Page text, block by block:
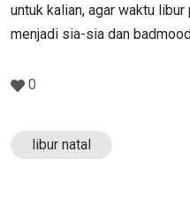
untuk kalian, agar waktu
menjadi sia-sia dan
0
libur natal